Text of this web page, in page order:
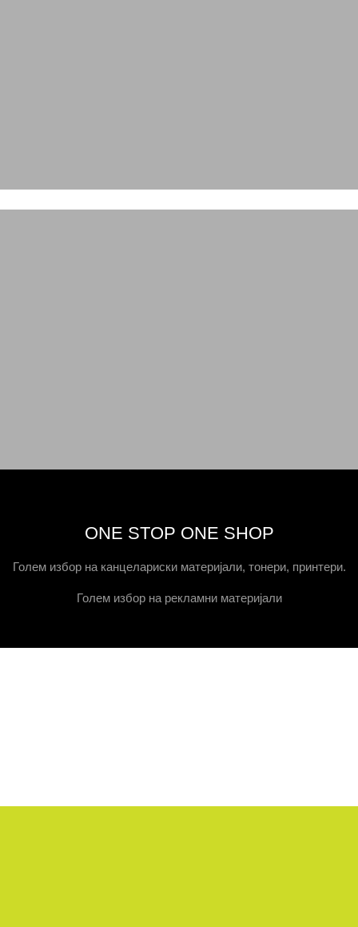
ONE STOP ONE SHOP
Голем избор на канцелариски материјали, тонери, принтери.
Голем избор на рекламни материјали